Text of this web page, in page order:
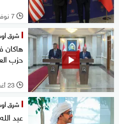
l 7 نوفمبر 2023
شرق
هاكان
حزب
l 23 أغسطس 2023
شرق
عبد